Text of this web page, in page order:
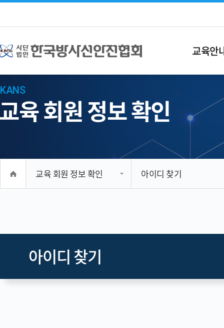
교육안
KANS
육 회원 정보 확인
교육 회원 정보 확인 아이디 찾기
아이디 찾기